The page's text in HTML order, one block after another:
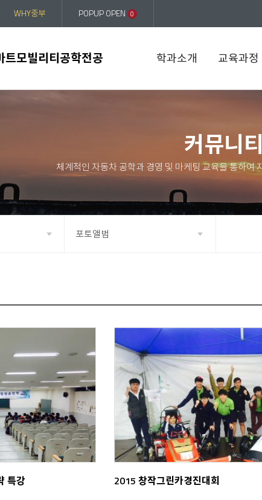
트모빌리티공학전공
WHY중부 POPUP OPEN 0
학과소개 교육과정
커뮤니티
포토앨범
특강 2015 창작그린카경진대회